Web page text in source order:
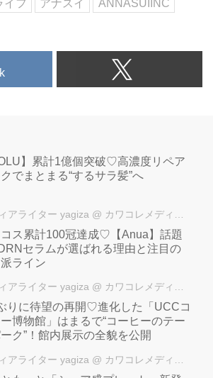
イフ アナスイ
ANNASUIINC
】累計1億個突破♡高濃度リペア
でまとまる“するサラ髪”へ
アライター yagiza @ カワコレメディア編集部
ス累計100冠達成♡【Anua】話題
セラムが選ばれる理由と注目の
ライン
アライター yagiza @ カワコレメディア編集部
りに待望の再開♡進化した「UCCコ
博物館」はまるで“コーヒーのテー
ク”！館内展示の全貌を公開
アライター yagiza @ カワコレメディア編集部